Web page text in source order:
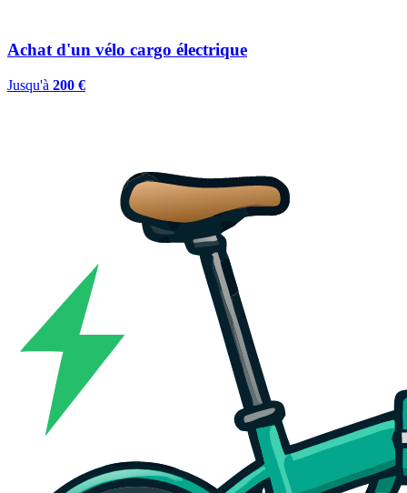
Achat d'un vélo cargo électrique
Jusqu'à 200 €